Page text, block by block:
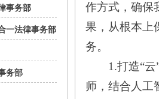
事务部
一法律事务部
务部
作方式，确保
果，从根本上
务。
1.打造“云”
师，结合人工